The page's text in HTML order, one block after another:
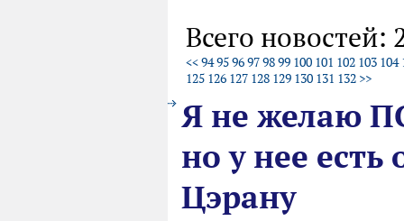
Всего новостей:
<<949596979899 100 101 102 103 104
125 126 127 128 129 130 131 132 >>
Я не желаю
но у нее
Цэрану